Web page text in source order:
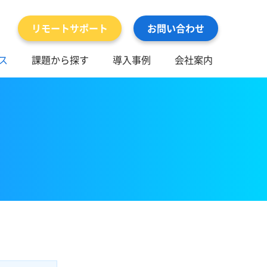
リモートサポート お問い合わせ
課題から探す 導入事例 会社案内